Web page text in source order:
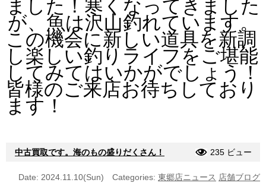
ました！ 寒くなってきました
が、魚は沢山釣れています。
この機会に新しい道具を新調
し楽しい釣りライフをご堪能
してみてはいかがでしょう！
皆様のご来店お待ちしており
ます！
中古買取です。海のもの盛りだくさん！ 235 ビュー
Date: 2024.11.10(Sun) Categories: 東郷店ニュース 店舗ブログ